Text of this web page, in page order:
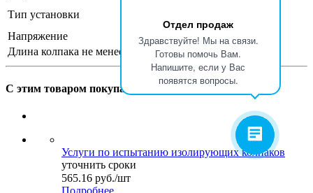
Отдел продаж
Здравствуйте! Мы на связи.
Готовы помочь Вам.
Напишите, если у Вас
появятся вопросы.
Тип установки
кабелей
Напряжение
10кВ
Длина колпака не менее, мм
155
С этим товаром покупают
Услуги по испытанию изолирующих колпаков
уточнить сроки
565.16 руб./шт